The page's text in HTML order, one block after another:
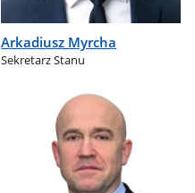
Arkadiusz Myrcha
Sekretarz Stanu